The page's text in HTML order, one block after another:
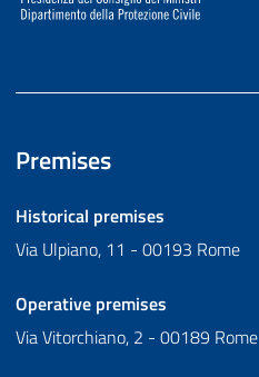
Premises
Historical premises
Via Ulpiano, 11 - 00193 Rome
Operative premises
Via Vitorchiano, 2 - 00189 Rome